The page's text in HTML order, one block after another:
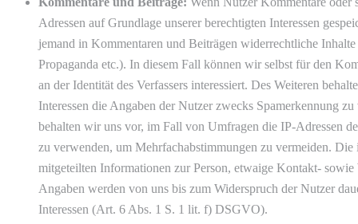
Adressen auf Grundlage unserer berechtigten Interessen
jemand in Kommentaren und Beiträgen widerrechtliche
Propaganda etc.). In diesem Fall können wir selbst für den
an der Identität des Verfassers interessiert. Des Weiteren
Interessen die Angaben der Nutzer zwecks Spamerkennung
behalten wir uns vor, im Fall von Umfragen die IP-Adressen
zu verwenden, um Mehrfachabstimmungen zu vermeiden.
mitgeteilten Informationen zur Person, etwaige Kontakt-
Angaben werden von uns bis zum Widerspruch der Nutzer
Interessen (Art. 6 Abs. 1 S. 1 lit. f) DSGVO).